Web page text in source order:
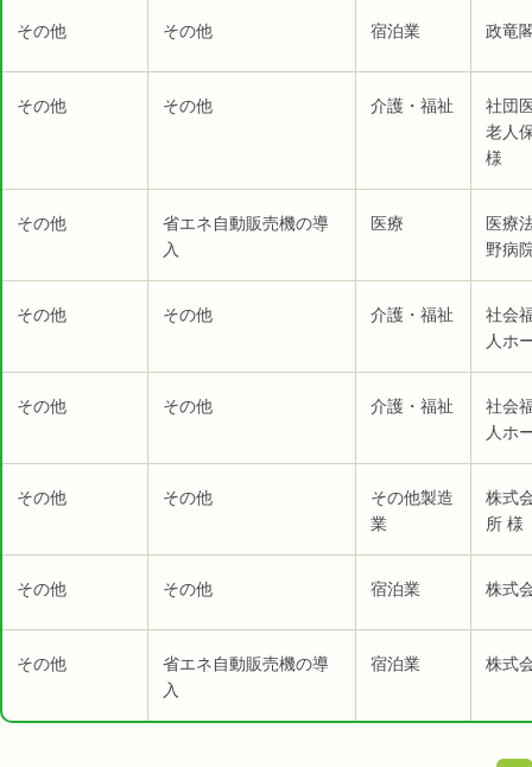
その他 その他 宿泊業 政竜
その他 その他 介護・福祉
社団
老人
様
その他
省エネ自動販売機の導
入
医療
医療
野病
その他 その他 介護・福祉
社会
人ホ
その他 その他 介護・福祉
社会
人ホ
その他 その他
その他製造
業
株式
所 様
その他 その他 宿泊業 株式
その他
省エネ自動販売機の導
入
宿泊業 株式